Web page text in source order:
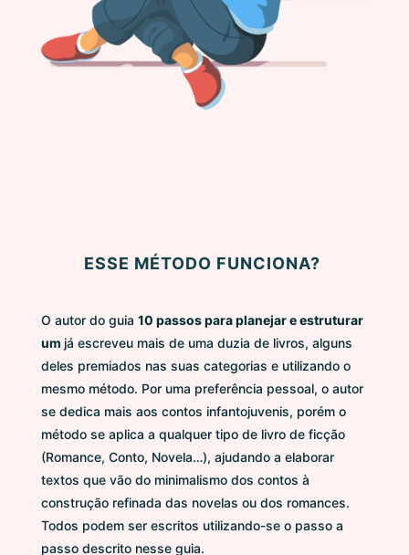
ESSE MÉTODO FUNCIONA?
O autor do guia 10 passos para planejar e estruturar
um já escreveu mais de uma duzia de livros, alguns
deles premiados nas suas categorias e utilizando o
mesmo método. Por uma preferência pessoal, o autor
se dedica mais aos contos infantojuvenis, porém o
método se aplica a qualquer tipo de livro de ficção
(Romance, Conto, Novela…), ajudando a elaborar
textos que vão do minimalismo dos contos à
construção refinada das novelas ou dos romances.
Todos podem ser escritos utilizando-se o passo a
passo descrito nesse guia.